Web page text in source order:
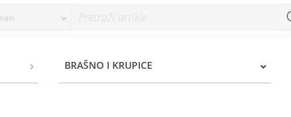
BRAŠNO I KRUPICE